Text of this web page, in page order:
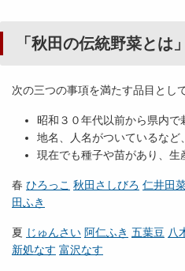
「秋田の伝統野菜とは」
次の三つの事項を満たす品目とし
昭和３０年代以前から県内で
地名、人名がついているなど
現在でも種子や苗があり、生
春 ひろっこ 秋田さしびろ 仁井田
田ふき
夏 じゅんさい 阿仁ふき 五葉豆 八
新処なす 富沢なす